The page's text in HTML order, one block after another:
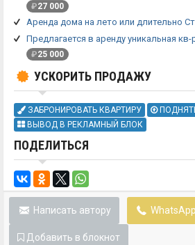
₽27 000
Аренда дома на лето или длительно
Предлагается в аренду уникальная кв-
₽25 000
УСКОРИТЬ ПРОДАЖУ
ЗАБРОНИРОВАТЬ КВАРТИРУ
ВЫВОД В РЕКЛАМНЫЙ БЛОК
ПОДЕЛИТЬСЯ
Написать автору WhatsApp
Добавить в блокнот